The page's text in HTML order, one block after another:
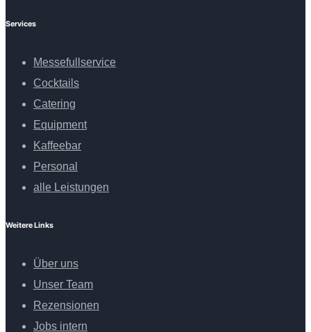
Services
Messefullservice
Cocktails
Catering
Equipment
Kaffeebar
Personal
alle Leistungen
Weitere Links
Über uns
Unser Team
Rezensionen
Jobs intern